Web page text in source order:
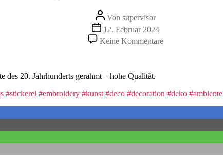
Beitragsautor
Von supervisor
Veröffentlichungsdatum
12. Februar 2024
Keine Kommentarezu
Japanische
des 20. Jahrhunderts gerahmt – hohe Qualität.
#stickerei #embroidery #kunst #deco #decoration #deko #ambiente